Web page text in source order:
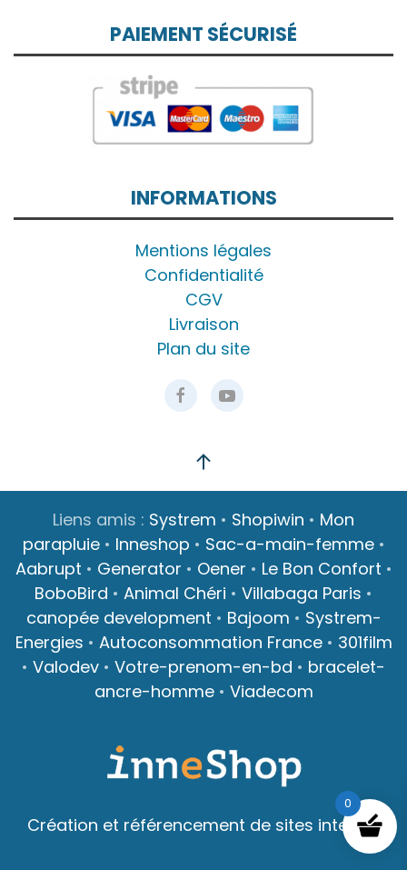
PAIEMENT SÉCURISÉ
INFORMATIONS
Mentions légales
Confidentialité
CGV
Livraison
Plan du site
Liens amis : Systrem • Shopiwin • Mon
parapluie• Inneshop • Sac-a-main-femme•
Aabrupt • Generator • Oener • Le Bon Confort •
BoboBird • Animal Chéri • Villabaga Paris •
canopée development • Bajoom • Systrem-
Energies • Autoconsommation France• 301film
• Valodev • Votre-prenom-en-bd • bracelet-
ancre-homme• Viadecom
0
Création et référencement de sites internet